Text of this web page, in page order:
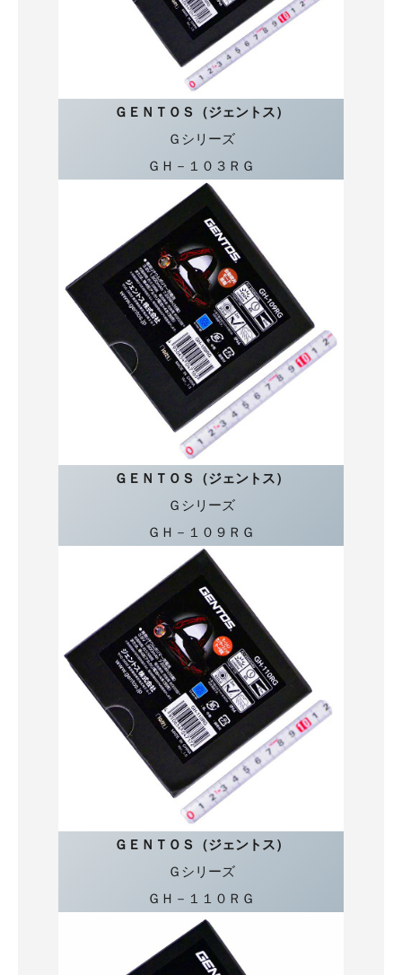
ＧＥＮＴＯＳ（ジェントス）
Ｇシリーズ
ＧＨ－１０３ＲＧ
ＧＥＮＴＯＳ（ジェントス）
Ｇシリーズ
ＧＨ－１０９ＲＧ
ＧＥＮＴＯＳ（ジェントス）
Ｇシリーズ
ＧＨ－１１０ＲＧ